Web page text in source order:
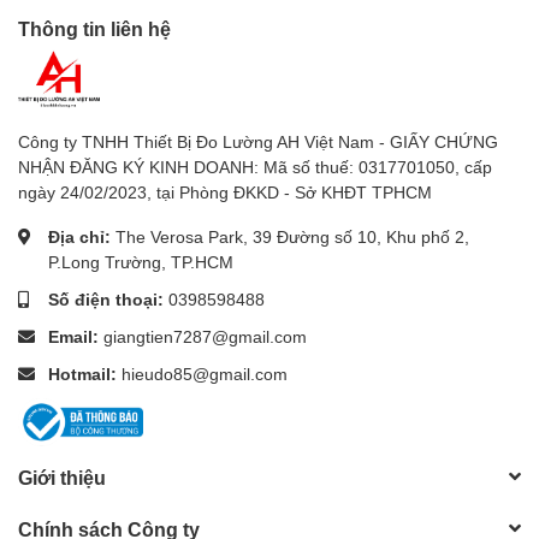
websitewww.Sieuthidoluong.vn
để lựa chọn và đặt hàng online
các sản phẩm phù hợp nhu cầu.
Chúng tôi luôn sẵn sàng giải đáp
mọi thắc mắc và phản hồi của
bạn sau khi sử dụng sản phẩm.
Nhanh tay đặt hàng để nhận
được nhiều ưu đãi hấp dẫn!
sieuthidoluong.vn cung cấp đồng
hồ đo vạn năng, đồng hồ đo
vom Fluke, Victor, Apech, Wellink
Thông tin liên hệ
Công ty TNHH Thiết Bị Đo Lường AH Việt Nam - GIẤY CHỨNG
NHẬN ĐĂNG KÝ KINH DOANH: Mã số thuế: 0317701050, cấp
ngày 24/02/2023, tại Phòng ĐKKD - Sở KHĐT TPHCM
Địa chỉ: The Verosa Park, 39 Đường số 10, Khu phố 2,
P.Long Trường, TP.HCM
Số điện thoại: 0398598488
Email: giangtien7287@gmail.com
Hotmail: hieudo85@gmail.com
Giới thiệu
Chính sách Công ty